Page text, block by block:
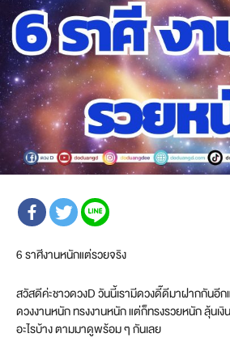
6 ราศีงานหนักแต่รวยจริง
สวัสดีค่ะชาวดวงD วันนี้เรามีดวงดี๊ดีมาฝากกันอี
ดวงงานหนัก ทรงงานหนัก แต่ก็ทรงรวยหนัก ลุ้นเ
อะไรบ้าง ตามมาดูพร้อม ๆ กันเลย